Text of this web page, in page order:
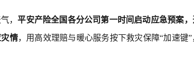
，平安产险全国各分公司第一时间启动应急预案
情，用高效理赔与暖心服务按下救灾保障“加速键